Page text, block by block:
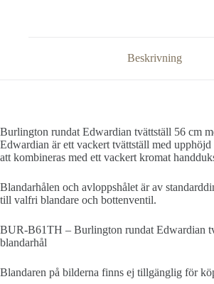
Beskrivning
Burlington rundat Edwardian tvättställ 56 cm
Edwardian är ett vackert tvättställ med
att kombineras med ett vackert kromat
Blandarhålen och avloppshålet är av
till valfri blandare och bottenventil.
BUR-B61TH – Burlington rundat Edwardian
blandarhål
Blandaren på bilderna finns ej tillgänglig för